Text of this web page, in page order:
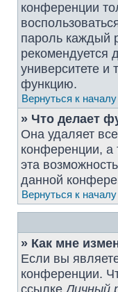
конференции
пароль каждый
рекомендуется
университете и
функцию.
Вернуться к началу
» Что делает
Она удаляет
конференции, а
эта
данной
Вернуться к началу
» Как мне
Если вы
конференции.
ссылкеЛичный